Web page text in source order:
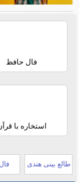
فال حافظ
استخاره با
طالع بینی هندی